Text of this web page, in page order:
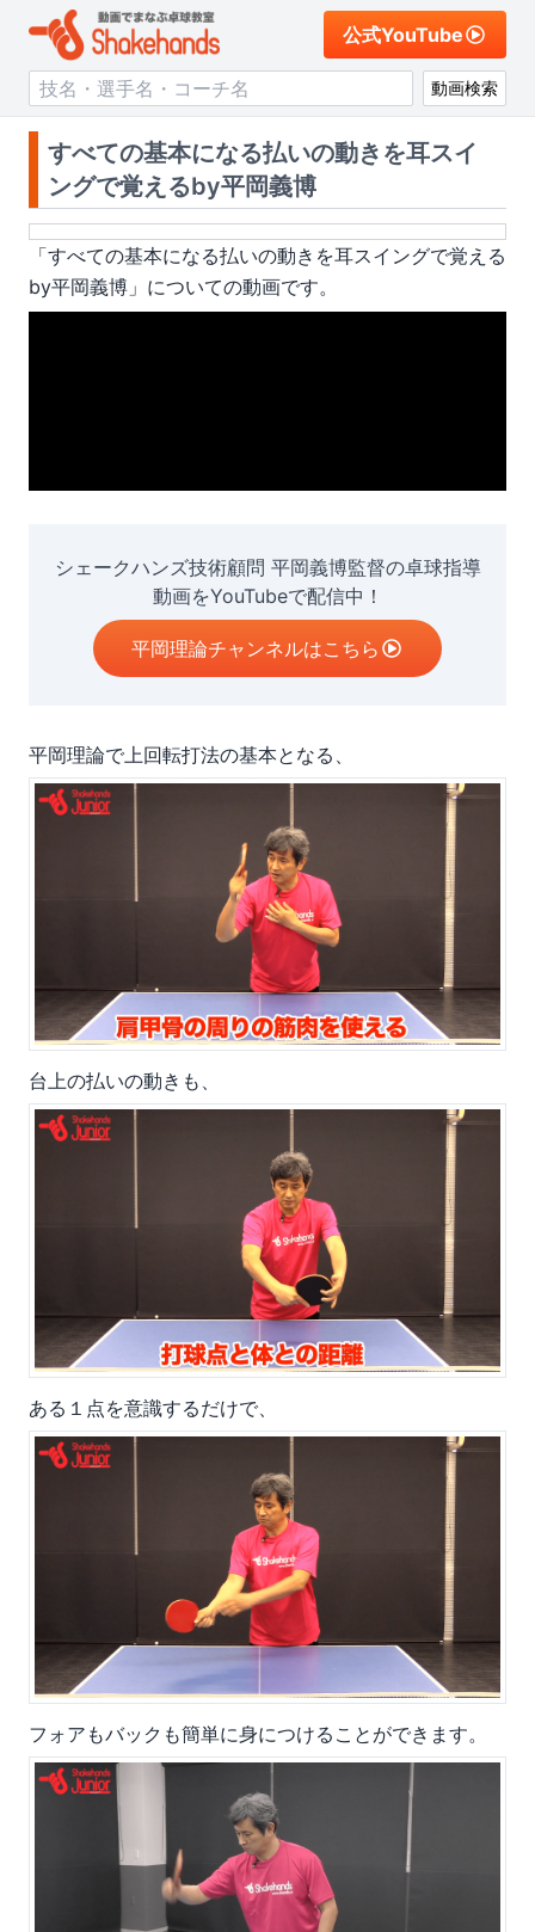
公式YouTube
動画検索
すべての基本になる払いの動きを耳スイ
ングで覚えるby平岡義博
「すべての基本になる払いの動きを耳スイングで覚える
by平岡義博 」についての動画です。
シェークハンズ技術顧問 平岡義博監督の卓球指導
動画をYouTubeで配信中！
平岡理論チャンネルはこちら
平岡理論で上回転打法の基本となる、
台上の払いの動きも、
ある１点を意識するだけで、
フォアもバックも簡単に身につけることができます。